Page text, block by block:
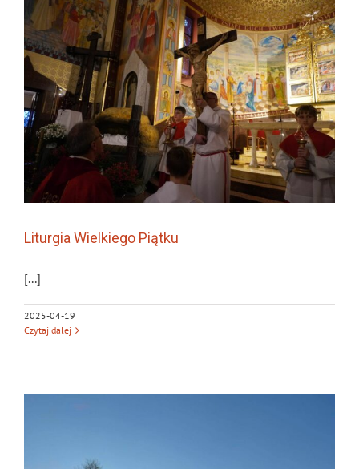
Liturgia Wielkiego Piątku
[...]
2025-04-19
Czytaj dalej